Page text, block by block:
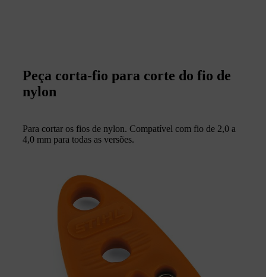
Peça corta-fio para corte do fio de
nylon
Para cortar os fios de nylon. Compatível com fio de 2,0 a
4,0 mm para todas as versões.